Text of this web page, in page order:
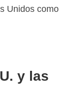
Unidos como
y las